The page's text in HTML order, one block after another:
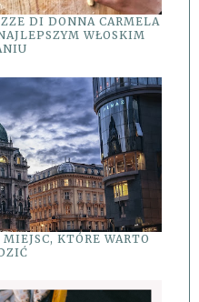
DI DONNA CARMELA
WŁOSKIM
KTÓRE WARTO